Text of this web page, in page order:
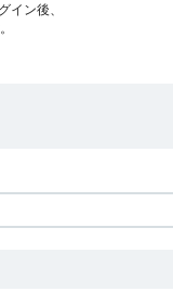
イン後、